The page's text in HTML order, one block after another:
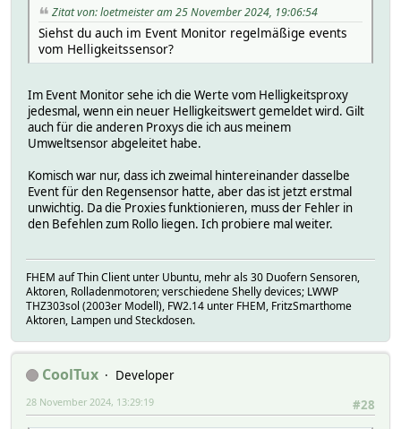
Zitat von: loetmeister am 25 November 2024, 19:06:54
Siehst du auch im Event Monitor regelmäßige events
vom Helligkeitssensor?
Im Event Monitor sehe ich die Werte vom Helligkeitsproxy
jedesmal, wenn ein neuer Helligkeitswert gemeldet wird. Gilt
auch für die anderen Proxys die ich aus meinem
Umweltsensor abgeleitet habe.
Komisch war nur, dass ich zweimal hintereinander dasselbe
Event für den Regensensor hatte, aber das ist jetzt erstmal
unwichtig. Da die Proxies funktionieren, muss der Fehler in
den Befehlen zum Rollo liegen. Ich probiere mal weiter.
FHEM auf Thin Client unter Ubuntu, mehr als 30 Duofern Sensoren,
Aktoren, Rolladenmotoren; verschiedene Shelly devices; LWWP
THZ303sol (2003er Modell), FW2.14 unter FHEM, FritzSmarthome
Aktoren, Lampen und Steckdosen.
CoolTux
Developer
#28
28 November 2024, 13:29:19